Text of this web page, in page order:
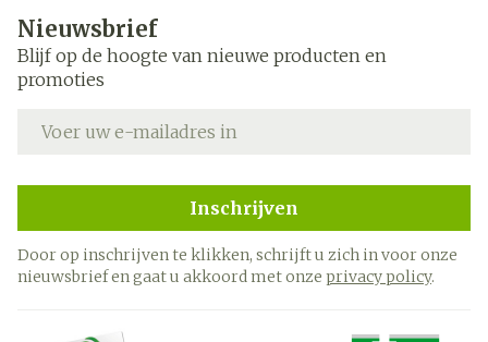
Nieuwsbrief
Blijf op de hoogte van nieuwe producten en
promoties
Inschrijven
Door op inschrijven te klikken, schrijft u zich in voor onze
nieuwsbrief en gaat u akkoord met onze privacy policy.